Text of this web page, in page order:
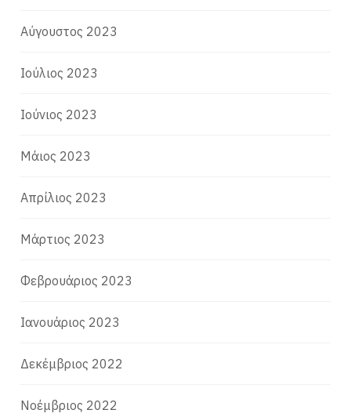
Αύγουστος 2023
Ιούλιος 2023
Ιούνιος 2023
Μάιος 2023
Απρίλιος 2023
Μάρτιος 2023
Φεβρουάριος 2023
Ιανουάριος 2023
Δεκέμβριος 2022
Νοέμβριος 2022